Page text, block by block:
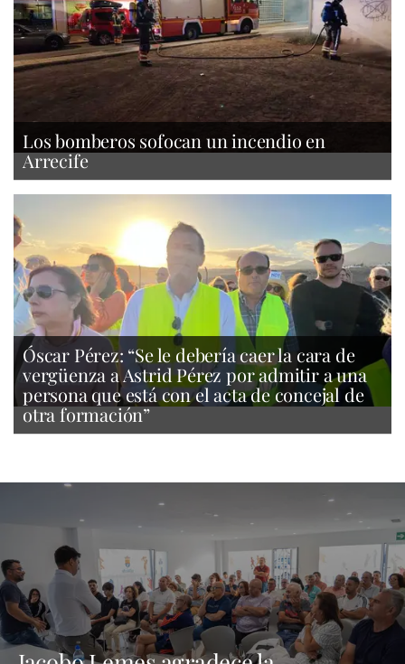
Los bomberos sofocan un incendio en
Arrecife
Óscar Pérez: “Se le debería caer la cara de
vergüenza a Astrid Pérez por admitir a una
persona que está con el acta de concejal de
otra formación”